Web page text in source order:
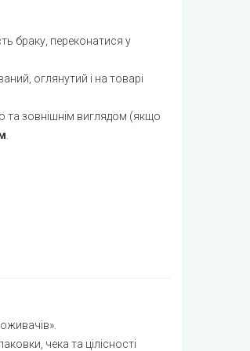
браку, переконатися у
оглянутий і на товарі
та зовнішнім виглядом (якщо
чека та цілісності